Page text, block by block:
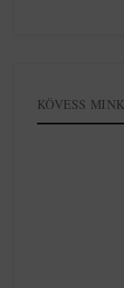
KÖVESS